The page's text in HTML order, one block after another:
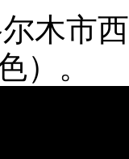
木市
）。